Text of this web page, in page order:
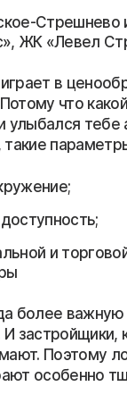
Стрешнево
ЖК «Левел
в
что
улыбался тебе
и
более
застройщики,
Поэтому
особенно